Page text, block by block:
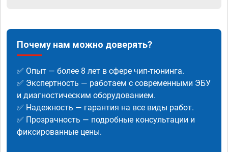
Почему нам можно доверять?
✅ Опыт — более 8 лет в сфере чип-тюнинга.
✅ Экспертность — работаем с современными ЭБУ
и диагностическим оборудованием.
✅ Надежность — гарантия на все виды работ.
✅ Прозрачность — подробные консультации и
фиксированные цены.